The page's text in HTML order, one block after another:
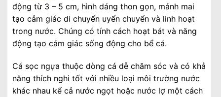
động từ 3 – 5 cm, hình dáng thon gọn, mảnh mai
tạo cảm giác di chuyển uyển chuyển và linh hoạt
trong nước. Chúng có tính cách hoạt bát và năng
động tạo cảm giác sống động cho bể cá.
Cá sọc ngựa thuộc dòng cá dễ chăm sóc và có khả
năng thích nghi tốt với nhiều loại môi trường nước
khác nhau kể cả nước ngọt hoặc nước lợ một cách